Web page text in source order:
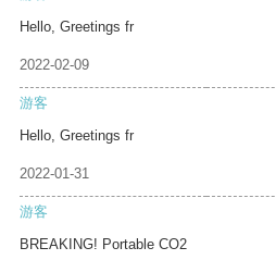
Hello, Greetings fr
2022-02-09
游客
Hello, Greetings fr
2022-01-31
游客
BREAKING! Portable CO2